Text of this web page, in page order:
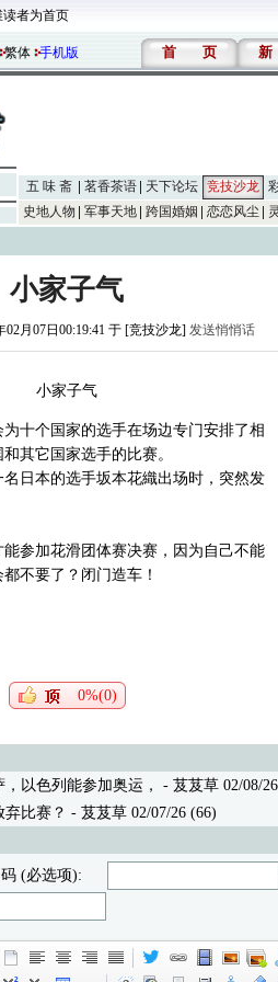
读者为首页
繁体 手机版 首 页 新
五 味 斋 茗香茶语 天下论坛 竞技沙龙
史地人物
军事天地 跨国婚姻 恋恋风尘
小家子气
02月07日00:19:41 于 [竞技沙龙] 发送悄悄话
小家子气
十个国家的选手在场边专门安排了相
其它国家选手的比赛。
日本的选手坂本花織出场时，突然发
参加花滑团体赛决赛，因为自己不能
不要了？闭门造车！
0%(0)
以色列能参加奥运，
- 芨芨草 02/08/
比赛？ - 芨芨草 02/07/26 (66)
(必选项):